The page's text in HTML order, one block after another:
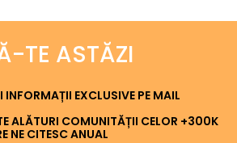
TE ASTĂZI
INFORMAȚII EXCLUSIVE PE MAIL
ALĂTURI COMUNITĂȚII CELOR +300K
NE CITESC ANUAL